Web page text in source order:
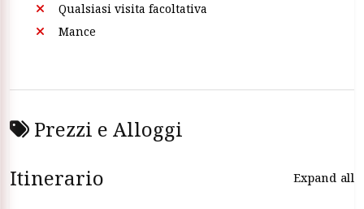
Qualsiasi visita facoltativa
Mance
Prezzi e Alloggi
Itinerario
Expand all